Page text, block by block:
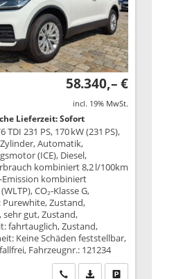
58.340,– €
incl. 19% MwSt.
Lieferzeit: Sofort
TDI 231 PS, 170 kW (231 PS),
Zylinder, Automatik,
(ICE), Diesel,
kombiniert 8,2 l/100km
Emission kombiniert
CO₂-Klasse G,
Zustand,
sehr gut, Zustand,
fahrtauglich, Zustand,
Keine Schäden feststellbar,
Fahrzeugnr.: 121234
Wir rufen Sie an
PDF-Datei,Drucken,